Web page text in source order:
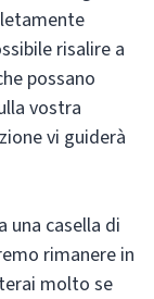
risalire a
possano
vostra
vi guiderà
una casella di
rimanere in
molto se